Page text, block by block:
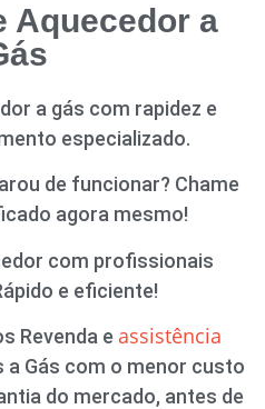
Aquecedor a
a gás com rapidez e
especializado.
de funcionar? Chame
agora mesmo!
com profissionais
e eficiente!
Revenda e assistência
a Gás com o menor custo
do mercado, antes de